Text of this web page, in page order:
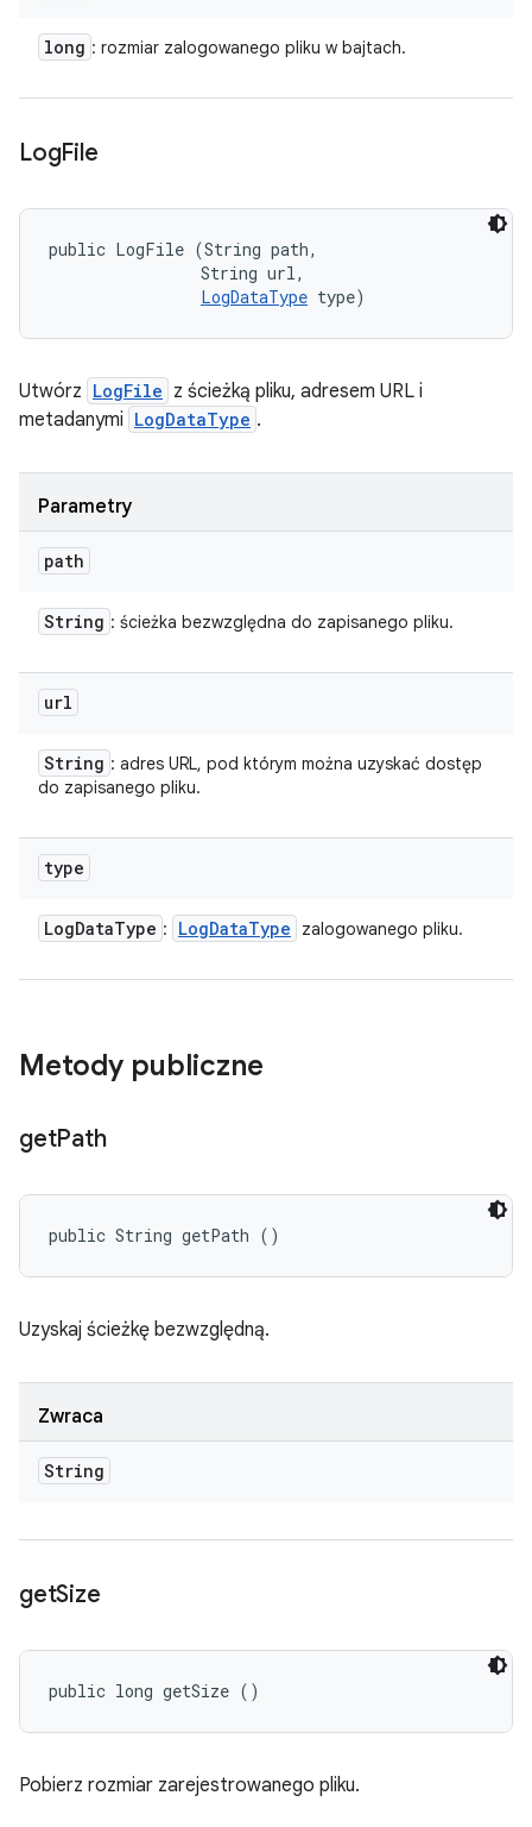
long : rozmiar zalogowanego pliku w bajtach.
LogFile
public LogFile (String path,
                String url,
LogDataType type)
Utwórz LogFile z ścieżką pliku, adresem URL i
metadanymi LogDataType .
Parametry
path
String : ścieżka bezwzględna do zapisanego pliku.
url
String : adres URL, pod którym można uzyskać dostęp
do zapisanego pliku.
type
LogDataType : LogDataType zalogowanego pliku.
Metody publiczne
getPath
public String getPath ()
Uzyskaj ścieżkę bezwzględną.
Zwraca
String
getSize
public long getSize ()
Pobierz rozmiar zarejestrowanego pliku.